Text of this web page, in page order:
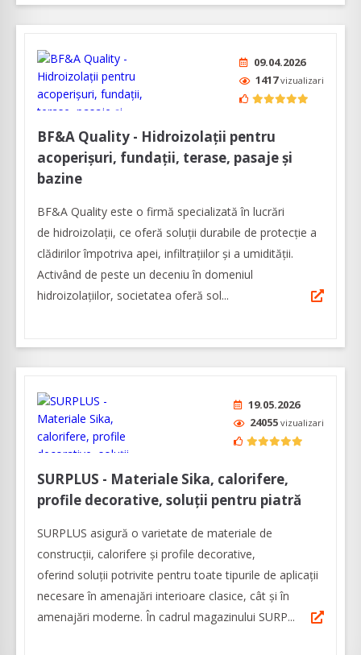
09.04.2026
1417vizualizari
BF&A Quality - Hidroizolații pentru
acoperișuri, fundații, terase, pasaje și
bazine
BF&A Quality este o firmă specializată în lucrări
de hidroizolații, ce oferă soluții durabile de protecție a
clădirilor împotriva apei, infiltrațiilor și a umidității.
Activând de peste un deceniu în domeniul
hidroizolațiilor, societatea oferă sol...
19.05.2026
24055 vizualizari
SURPLUS - Materiale Sika, calorifere,
profile decorative, soluții pentru piatră
SURPLUS asigură o varietate de materiale de
construcții, calorifere și profile decorative,
oferind soluții potrivite pentru toate tipurile de aplicații
necesare în amenajări interioare clasice, cât și în
amenajări moderne. În cadrul magazinului SURP...